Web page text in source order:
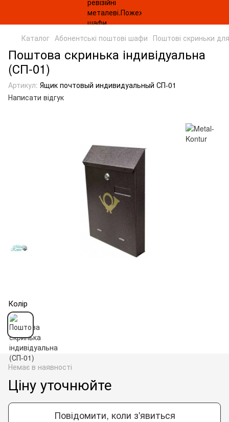
Каталог Абонентські поштові шафи Поштові скриньки
Поштова скринька індивідуальна
(СП-01)
Артикул: Ящик почтовый индивидуальный СП-01
Написати відгук
Колір
Немає в наявності
Ціну уточнюйте
Повідомити, коли з'явиться